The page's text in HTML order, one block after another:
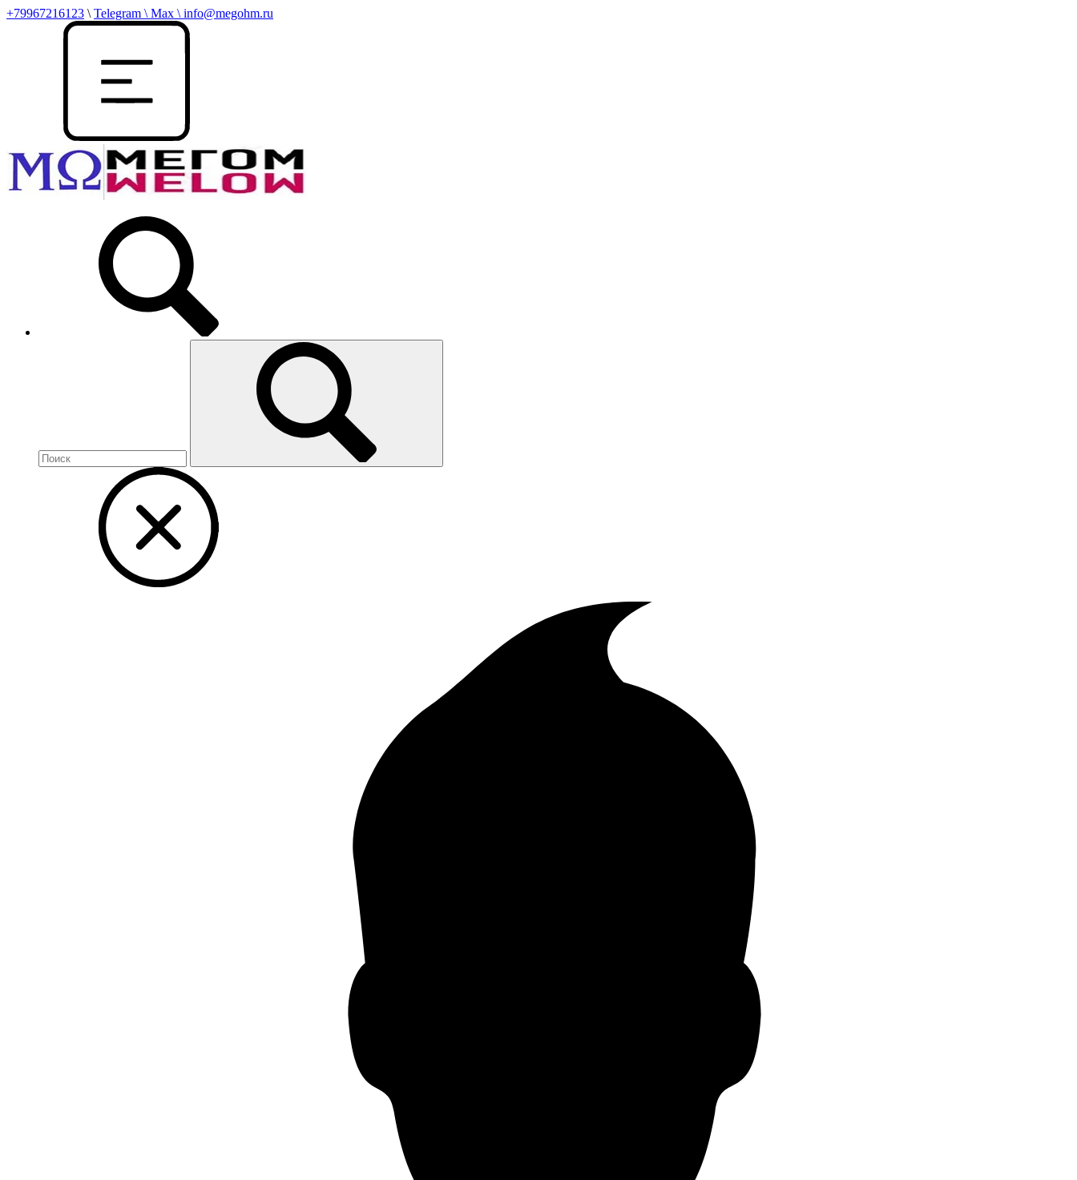
+79967216123 \ Telegram \ Max \ info@megohm.ru